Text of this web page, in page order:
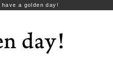
have a golden day!